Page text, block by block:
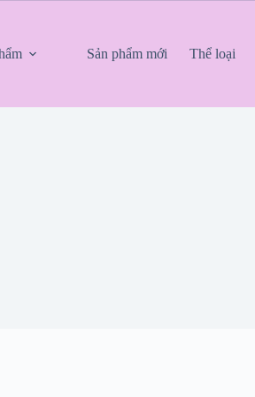
Sản phẩm mới Thể loại